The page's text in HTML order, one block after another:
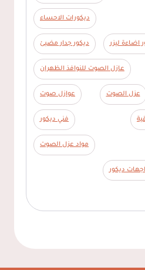
ديكورات الاحساء
اضاءة ليزر ديكور جدار مضيئ
عازل الصوت للنوافذ الظهران
عزل الصوت عوازل صوت
فني ديكور
مواد عزل الصوت
ديكور